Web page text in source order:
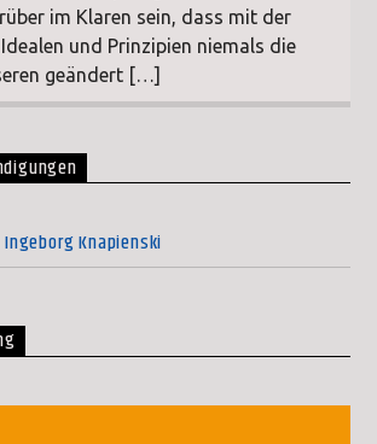
im Klaren sein, dass mit der
und Prinzipien niemals die
geändert […]
Knapienski